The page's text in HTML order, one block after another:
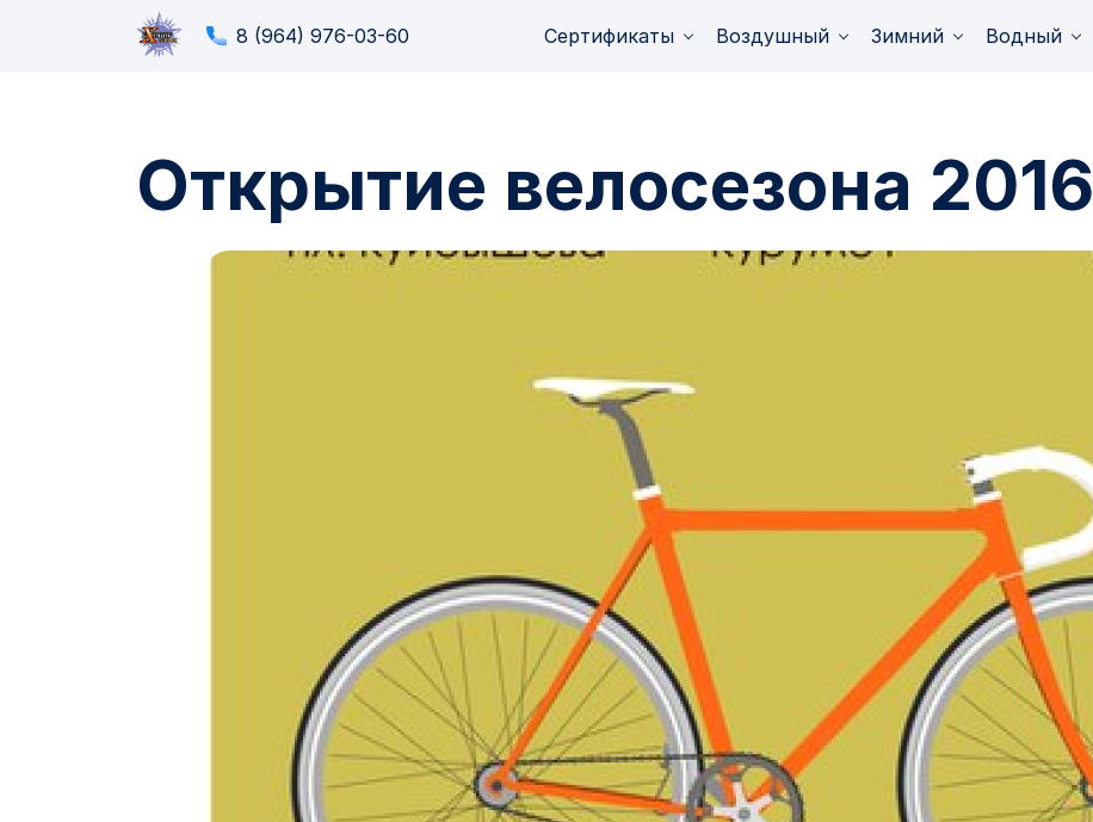
8 (964) 976-03-60 Сертификаты Воздушный Зимний Водный
Открытие велосезона 2016